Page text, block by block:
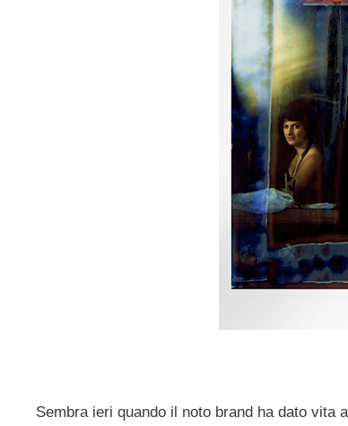
Sembra ieri quando il noto brand ha dato vita